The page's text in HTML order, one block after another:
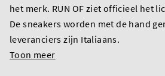
het merk. RUN OF ziet officieel het
De sneakers worden met de hand
leveranciers zijn Italiaans.
Toon meer